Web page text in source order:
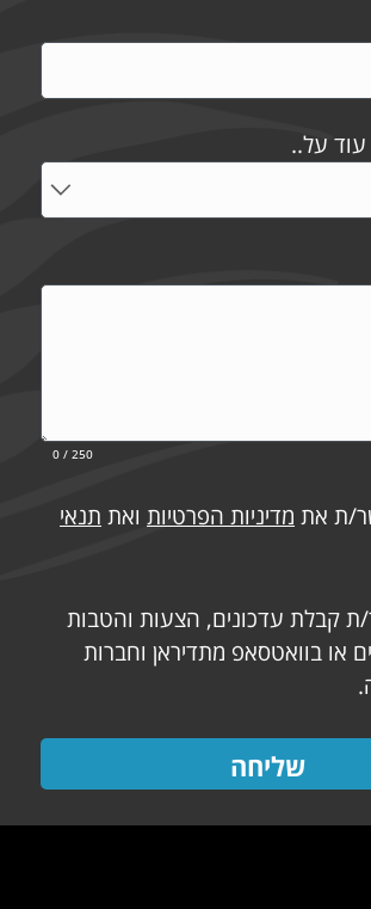
על..
0 / 250
ת את מדיניות הפרטיות ואת תנאי
ת קבלת עדכונים, הצעות והטבות
או בוואטסאפ מתדיראן וחברות
שליחה